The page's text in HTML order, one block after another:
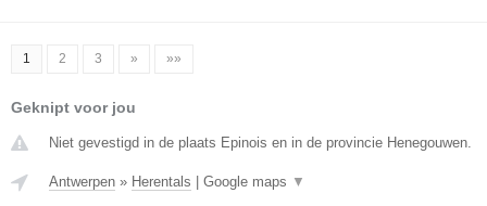
1 2 3 » »»
Geknipt voor jou
Niet gevestigd in de plaats Epinois en in de provincie Henegouwen.
Antwerpen » Herentals Google maps ▼